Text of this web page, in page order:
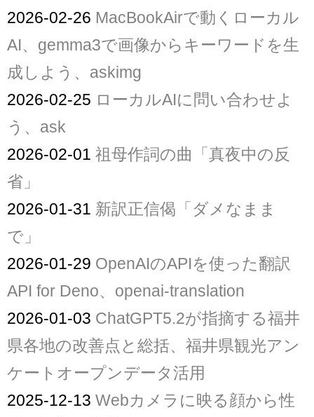
2026-02-26 MacBookAirで動くローカル
AI、gemma3で画像からキーワードを生
成しよう、askimg
2026-02-25 ローカルAIに問い合わせよ
う、ask
2026-02-01 祖母作詞の曲「真夜中の反
省」
2026-01-31 新訳正信偈「ダメなまま
で」
2026-01-29 OpenAIのAPIを使った翻訳
API for Deno、openai-translation
2026-01-03 ChatGPT5.2が指摘する福井
県各地の改善点と総括、福井県観光アン
ケートオープンデータ活用
2025-12-13 Webカメラに映る顔から性